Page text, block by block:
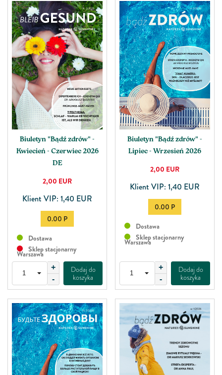
Biuletyn "Bądź zdrów" -
Kwiecień - Czerwiec 2026
DE
2,00 EUR
Klient VIP: 1,40 EUR
0.00 P
Dostawa
Sklep stacjonarny
Warszawa
+
-
Dodaj do
koszyka
Biuletyn "Bądź zdrów" -
Lipiec - Wrzesień 2026
2,00 EUR
Klient VIP: 1,40 EUR
0.00 P
Dostawa
Sklep stacjonarny
Warszawa
+
-
Dodaj do
koszyka